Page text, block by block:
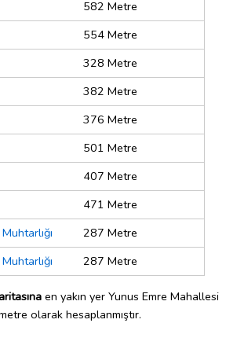
582 Metre
554 Metre
328 Metre
382 Metre
376 Metre
501 Metre
407 Metre
471 Metre
287 Metre
287 Metre
en yakın yer Yunus Emre Mahallesi
olarak hesaplanmıştır.